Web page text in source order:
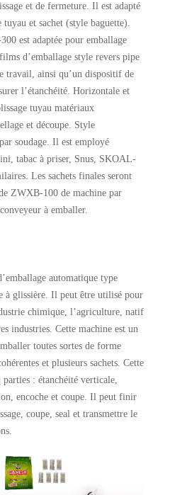
et de fermeture. Il est adapté
tuyau et sachet (style baguette).
est adaptée pour emballage
d’emballage style revers pipe
travail, ainsi qu’un dispositif de
l’étanchéité. Horizontale et
tuyau matériaux
et découpe. Style
soudage. Il est employé
tabac à priser, Snus, SKOAL-
Les sachets finales seront
ZWXB-100 de machine par
à emballer.
automatique type
à glissière. Il peut être utilisé pour
chimique, l’agriculture, natif
industries. Cette machine est un
toutes sortes de forme
et plusieurs sachets. Cette
parties : étanchéité verticale,
encoche et coupe. Il peut finir
coupe, seal et transmettre le